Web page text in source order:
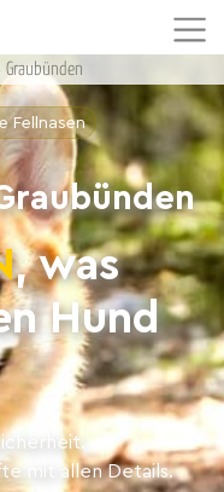
Graubünden
Fellnasen
, was
Hund
mit allen Details.